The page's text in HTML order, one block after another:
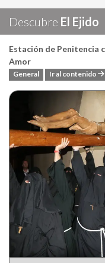
Descubre El Ejido
Estación de Penitencia
Amor
General Ir al contenido